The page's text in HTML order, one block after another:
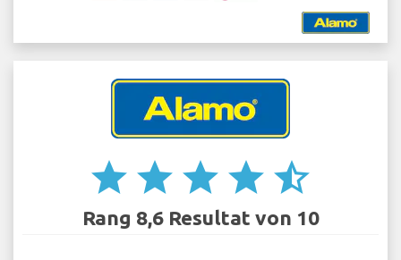
star star star star star_half
Rang 8,6 Resultat von 10